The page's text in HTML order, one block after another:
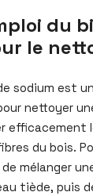
du
le
sodium est
nettoyer
efficacement
du bois.
mélanger
tiède, puis